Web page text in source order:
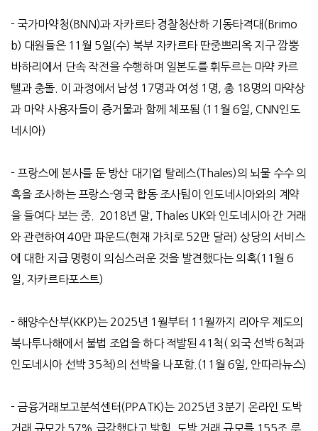
- 국가마약청(BNN)과 자카르타 경찰청산하 기동타격대(Brimo
b) 대원들은 11 월 5일(수) 북부 자카르타 딴중쁘리옥 지구 깜뿡
바하리에서 단속 작전을 수행하며 일본도를 휘두르는 마약 카르
텔과 충돌 이 과정에서 남성 17명과 여성 1 명 총 18명의 마약상
과 마약 사용자들이 증거물과 함께 체포됨 (11 월 6일 , CNN인도
네시아)
- 프랑스에 본사를 둔 방산 대기업 탈레스(Thales)의 뇌물 수수 의
혹을 조사하는 프랑스-영국 합동 조사팀이 인도네시아와의 계약
을 들여다 보는 중
2018년 말 , Thales UK와 인도네시아 간 거래
와 관련하여 40만 파운드(현재 가치로 52만 달러 )상당의 서비스
에 대한 지급 명령이 의심스러운 것을 발견했다는 의혹(11 월 6
일 자카르타포스트)
- 해양수산부(KKP)는2025년 1 월부터 11 월까지 리아우 제도의
북나투나해에서 불법 조업을 하다 적발된 41 척( 외국 선박6척과
인도네시아 선박35척)의 선박을 나포함.(11 월 6일 안따라뉴스)
- 금융거래보고분석센터(PPATK)는 2025년 3분기 온라인 도박
거래 규모가57% 급감했다고 밝힘 도박 거래 규모를 155조 루